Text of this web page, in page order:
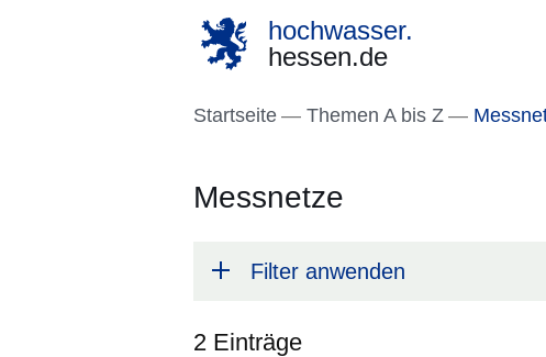
Direkt zum Kopf der Seite
Direkt zum Inhalt
Direkt zum Fuß der Seite
hochwasser.
hessen.de
Startseite Themen A bis Z
Messnetze
Filter anwenden
2 Einträge